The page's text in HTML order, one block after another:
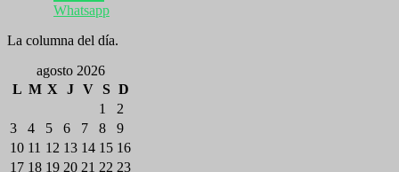
Whatsapp
La columna del día.
agosto 2026
L M X J V S D
1
2
3
4 5 6 7 8
9
10 11 12 13 14 15 16
17 18 19 20 21 22 23